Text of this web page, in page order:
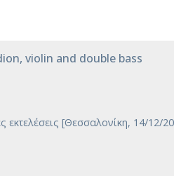
violin and double bass
[Θεσσαλονίκη, 14/12/